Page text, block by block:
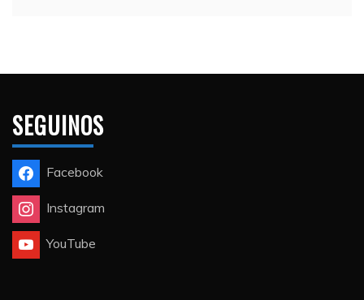
SEGUINOS
Facebook
Instagram
YouTube